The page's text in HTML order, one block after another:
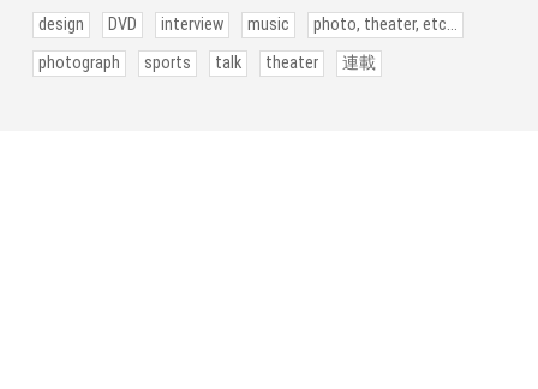
design
DVD interview music
photo, theater, etc...
photograph
sports talk theater 連載